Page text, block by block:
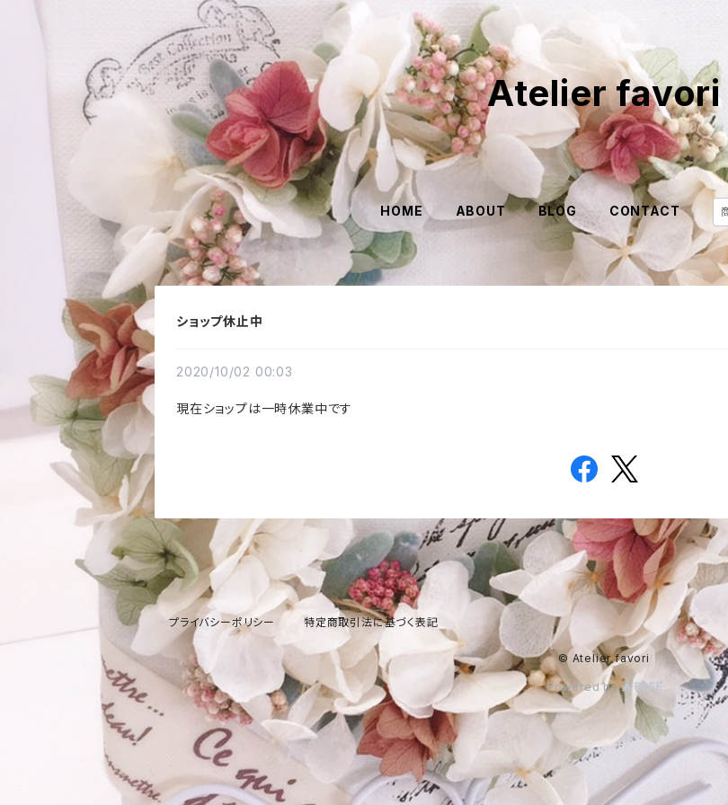
Atelier favori
HOME ABOUT BLOG CONTACT
ショップ休止中
2020/10/02 00:03
現在ショップは一時休業中です
プライバシーポリシー 特定商取引法に基づく表記
© Atelier favori
Powered by